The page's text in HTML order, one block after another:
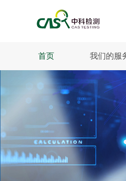
首页 我们的服
生态环保
工业材料
美妆消毒
石油化工
轻工产品
制药医疗